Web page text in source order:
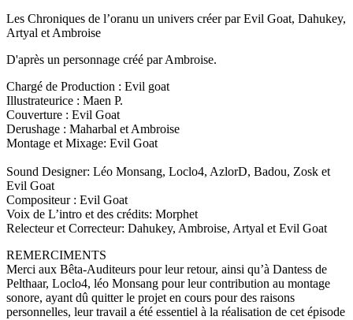
Les Chroniques de l’oranu un univers créer par Evil Goat, Dahukey,
Artyal et Ambroise
D'après un personnage créé par Ambroise.
Chargé de Production : Evil goat
Illustrateurice : Maen P.
Couverture : Evil Goat
Derushage : Maharbal et Ambroise
Montage et Mixage: Evil Goat
Sound Designer: Léo Monsang, Loclo4, AzlorD, Badou, Zosk et
Evil Goat
Compositeur : Evil Goat
Voix de L’intro et des crédits: Morphet
Relecteur et Correcteur: Dahukey, Ambroise, Artyal et Evil Goat
REMERCIMENTS
Merci aux Bêta-Auditeurs pour leur retour, ainsi qu’à Dantess de
Pelthaar, Loclo4, léo Monsang pour leur contribution au montage
sonore, ayant dû quitter le projet en cours pour des raisons
personnelles, leur travail a été essentiel à la réalisation de cet épisode